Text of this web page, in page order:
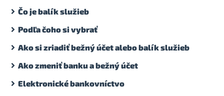
Čo je balík služieb
Podľa čoho si vybrať
Ako si zriadiť bežný účet alebo balík služieb
Ako zmeniť banku a bežný účet
Elektronické bankovníctvo